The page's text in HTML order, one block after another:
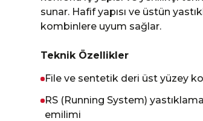
sunar. Hafif yapısı ve üstün
kombinlere uyum sağlar.
Teknik Özellikler
File ve sentetik deri üst yüzey
RS (Running System)
emilimi